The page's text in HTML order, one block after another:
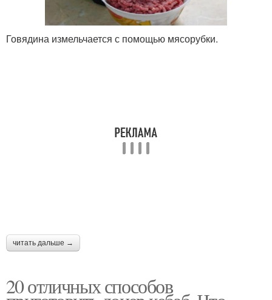
Говядина измельчается с помощью мясорубки.
читать дальше →
20 отличных способов